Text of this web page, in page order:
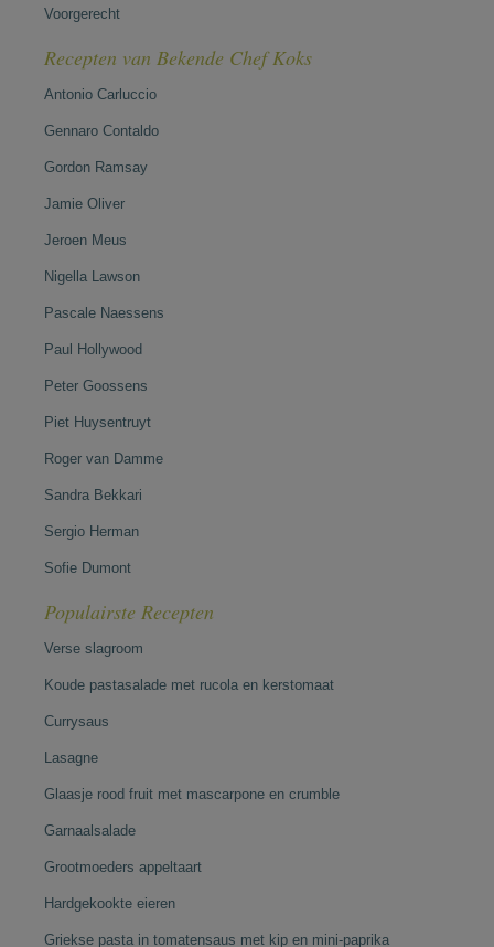
Voorgerecht
Recepten van Bekende Chef Koks
Antonio Carluccio
Gennaro Contaldo
Gordon Ramsay
Jamie Oliver
Jeroen Meus
Nigella Lawson
Pascale Naessens
Paul Hollywood
Peter Goossens
Piet Huysentruyt
Roger van Damme
Sandra Bekkari
Sergio Herman
Sofie Dumont
Populairste Recepten
Verse slagroom
Koude pastasalade met rucola en kerstomaat
Currysaus
Lasagne
Glaasje rood fruit met mascarpone en crumble
Garnaalsalade
Grootmoeders appeltaart
Hardgekookte eieren
Griekse pasta in tomatensaus met kip en mini-paprika